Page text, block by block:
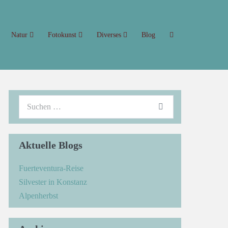
Natur Fotokunst Diverses Blog
Aktuelle Blogs
Fuerteventura-Reise
Silvester in Konstanz
Alpenherbst